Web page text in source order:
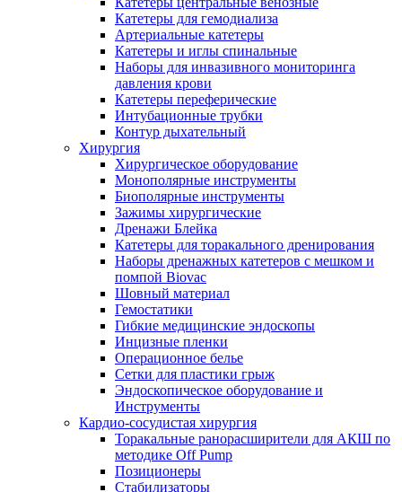
Катетеры для гемодиализа
Артериальные катетеры
Катетеры и иглы спинальные
Наборы для инвазивного мониторинга
давления крови
Катетеры переферические
Интубационные трубки
Контур дыхательный
Хирургия
Хирургическое оборудование
Монополярные инструменты
Биополярные инструменты
Зажимы хирургические
Дренажи Блейка
Катетеры для торакального дренирования
Наборы дренажных катетеров с мешком и
помпой Biovac
Шовный материал
Гемостатики
Гибкие медицинские эндоскопы
Инцизные пленки
Операционное белье
Сетки для пластики грыж
Эндоскопическое оборудование и
Инструменты
Кардио-сосудистая хирургия
Торакальные ранорасширители для АКШ по
методике Off Pump
Позиционеры
Стабилизаторы